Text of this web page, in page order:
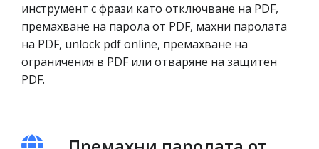
инструмент с фрази като отключване на PDF,
премахване на парола от PDF, махни паролата
на PDF, unlock pdf online, премахване на
ограничения в PDF или отваряне на защитен
PDF.